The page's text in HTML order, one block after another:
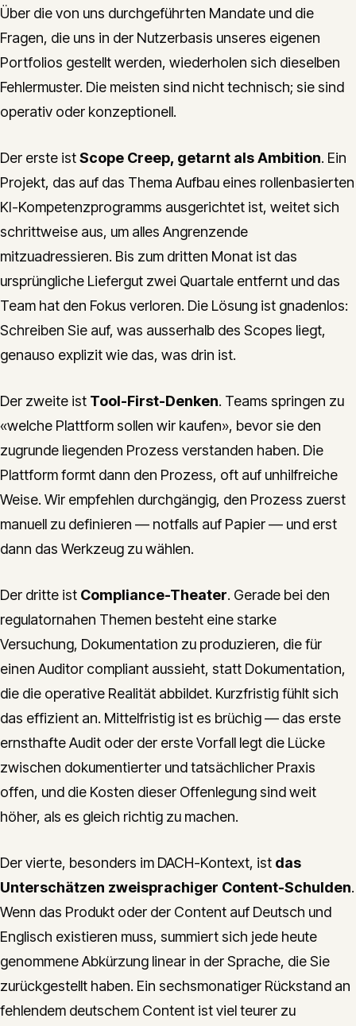
Über die von uns durchgeführten Mandate und die
Fragen, die uns in der Nutzerbasis unseres eigenen
Portfolios gestellt werden, wiederholen sich dieselben
Fehlermuster. Die meisten sind nicht technisch; sie sind
operativ oder konzeptionell.
Der erste istScope Creep, getarnt als Ambition. Ein
Projekt, das auf das Thema Aufbau eines rollenbasierten
KI-Kompetenzprogramms ausgerichtet ist, weitet sich
schrittweise aus, um alles Angrenzende
mitzuadressieren. Bis zum dritten Monat ist das
ursprüngliche Liefergut zwei Quartale entfernt und das
Team hat den Fokus verloren. Die Lösung ist gnadenlos:
Schreiben Sie auf, was ausserhalb des Scopes liegt,
genauso explizit wie das, was drin ist.
Der zweite ist Tool-First-Denken. Teams springen zu
«welche Plattform sollen wir kaufen», bevor sie den
zugrunde liegenden Prozess verstanden haben. Die
Plattform formt dann den Prozess, oft auf unhilfreiche
Weise. Wir empfehlen durchgängig, den Prozess zuerst
manuell zu definieren — notfalls auf Papier — und erst
dann das Werkzeug zu wählen.
Der dritte ist Compliance-Theater. Gerade bei den
regulatornahen Themen besteht eine starke
Versuchung, Dokumentation zu produzieren, die für
einen Auditor compliant aussieht, statt Dokumentation,
die die operative Realität abbildet. Kurzfristig fühlt sich
das effizient an. Mittelfristig ist es brüchig — das erste
ernsthafte Audit oder der erste Vorfall legt die Lücke
zwischen dokumentierter und tatsächlicher Praxis
offen, und die Kosten dieser Offenlegung sind weit
höher, als es gleich richtig zu machen.
Der vierte, besonders im DACH-Kontext, ist das
Unterschätzen zweisprachiger Content-Schulden.
Wenn das Produkt oder der Content auf Deutsch und
Englisch existieren muss, summiert sich jede heute
genommene Abkürzung linear in der Sprache, die Sie
zurückgestellt haben. Ein sechsmonatiger Rückstand an
fehlendem deutschem Content ist viel teurer zu